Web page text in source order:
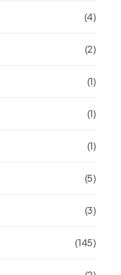
(4)
(2)
(1)
(1)
(1)
(5)
(3)
(145)